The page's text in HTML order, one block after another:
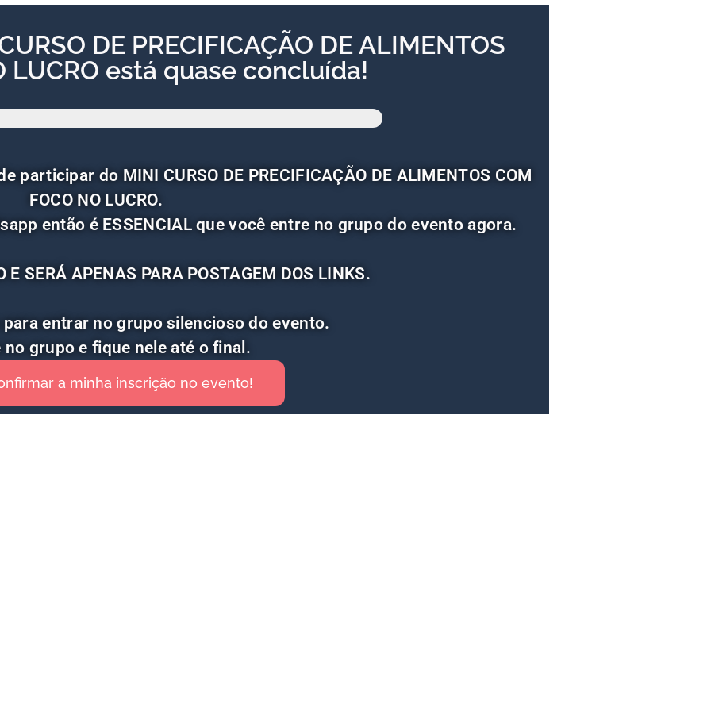
DE PRECIFICAÇÃO DE ALIMENTOS
LUCRO está quase concluída!
do MINI CURSO DE PRECIFICAÇÃO DE ALIMENTOS COM
FOCO NO LUCRO.
então é ESSENCIAL que você entre no grupo do evento agora.
E SERÁ APENAS PARA POSTAGEM DOS LINKS.
para entrar no grupo silencioso do evento.
no grupo e fique nele até o final.
a minha inscrição no evento!